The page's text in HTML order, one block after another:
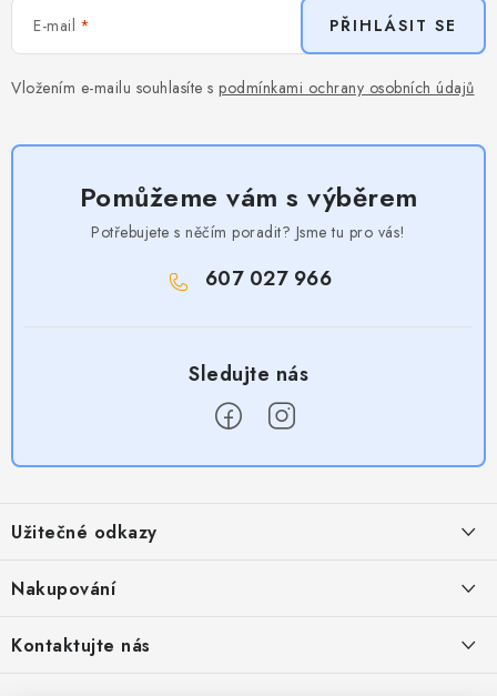
E-mail
Vložením e-mailu souhlasíte s podmínkami ochrany osobních údajů
PŘIHLÁSIT SE
Pomůžeme vám s výběrem
Potřebujete s něčím poradit? Jsme tu pro vás!
607 027 966
p
a
Užitečné odkazy
Provizní systém
Nakupování
Kontaktujte nás